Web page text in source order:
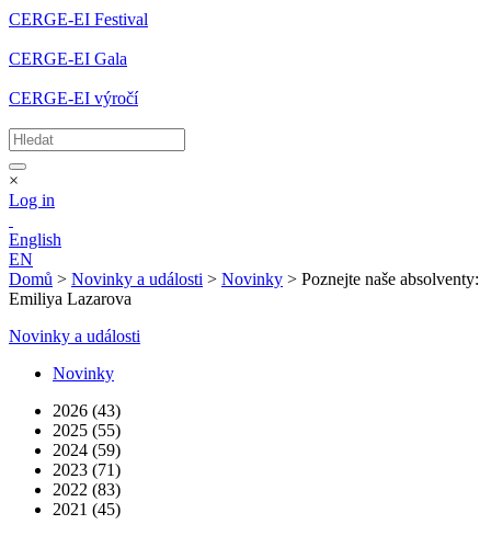
CERGE-EI Festival
CERGE-EI Gala
CERGE-EI výročí
×
Log in
English
EN
Domů > Novinky a události > Novinky > Poznejte naše absolventy:
Emiliya Lazarova
Novinky a události
Novinky
2026 (43)
2025 (55)
2024 (59)
2023 (71)
2022 (83)
2021 (45)